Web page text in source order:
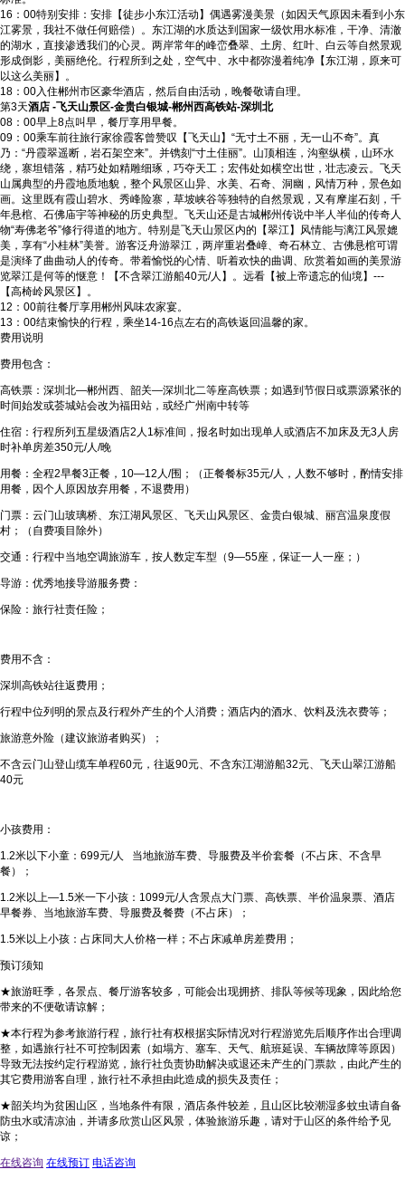
16：00特别安排：安排【徒步小东江活动】偶遇雾漫美景（如因天气原因未看到小东
江雾景，我社不做任何赔偿）。东江湖的水质达到国家一级饮用水标准，干净、清澈
的湖水，直接渗透我们的心灵。两岸常年的峰峦叠翠、土房、红叶、白云等自然景观
形成倒影，美丽绝伦。行程所到之处，空气中、水中都弥漫着纯净【东江湖，原来可
以这么美丽】。
18：00入住郴州市区豪华酒店，然后自由活动，晚餐敬请自理。
第3天酒店 -飞天山景区-金贵白银城-郴州西高铁站-深圳北
08：00早上8点叫早，餐厅享用早餐。
09：00乘车前往旅行家徐霞客曾赞叹【飞天山】“无寸土不丽，无一山不奇”。真
乃：“丹霞翠遥断，岩石架空来”。并镌刻“寸土佳丽”。山顶相连，沟壑纵横，山环水
绕，寨坦错落，精巧处如精雕细琢，巧夺天工；宏伟处如横空出世，壮志凌云。飞天
山属典型的丹霞地质地貌，整个风景区山异、水美、石奇、洞幽，风情万种，景色如
画。这里既有霞山碧水、秀峰险寨，草坡峡谷等独特的自然景观，又有摩崖石刻，千
年悬棺、石佛庙宇等神秘的历史典型。飞天山还是古城郴州传说中半人半仙的传奇人
物“寿佛老爷”修行得道的地方。特别是飞天山景区内的【翠江】风情能与漓江风景媲
美，享有“小桂林”美誉。游客泛舟游翠江，两岸重岩叠嶂、奇石林立、古佛悬棺可谓
是演绎了曲曲动人的传奇。带着愉悦的心情、听着欢快的曲调、欣赏着如画的美景游
览翠江是何等的惬意！【不含翠江游船40元/人】。远看【被上帝遗忘的仙境】---
【高椅岭风景区】。
12：00前往餐厅享用郴州风味农家宴。
13：00结束愉快的行程，乘坐14-16点左右的高铁返回温馨的家。
费用说明
费用包含：
高铁票：深圳北—郴州西、韶关—深圳北二等座高铁票；如遇到节假日或票源紧张的
时间始发或荟城站会改为福田站，或经广州南中转等
住宿：行程所列五星级酒店2人1标准间，报名时如出现单人或酒店不加床及无3人房
时补单房差350元/人/晚
用餐：全程2早餐3正餐，10—12人/围；（正餐餐标35元/人，人数不够时，酌情安排
用餐，因个人原因放弃用餐，不退费用）
门票：云门山玻璃桥、东江湖风景区、飞天山风景区、金贵白银城、丽宫温泉度假
村；（自费项目除外）
交通：行程中当地空调旅游车，按人数定车型（9—55座，保证一人一座；）
导游：优秀地接导游服务费：
保险：旅行社责任险；
费用不含：
深圳高铁站往返费用；
行程中位列明的景点及行程外产生的个人消费；酒店内的酒水、饮料及洗衣费等；
旅游意外险（建议旅游者购买）；
不含云门山登山缆车单程60元，往返90元、不含东江湖游船32元、飞天山翠江游船
40元
小孩费用：
1.2米以下小童：699元/人 当地旅游车费、导服费及半价套餐（不占床、不含早
餐）；
1.2米以上—1.5米一下小孩：1099元/人含景点大门票、高铁票、半价温泉票、酒店
早餐券、当地旅游车费、导服费及餐费（不占床）；
1.5米以上小孩：占床同大人价格一样；不占床减单房差费用；
预订须知
★旅游旺季，各景点、餐厅游客较多，可能会出现拥挤、排队等候等现象，因此给您
带来的不便敬请谅解；
★本行程为参考旅游行程，旅行社有权根据实际情况对行程游览先后顺序作出合理调
整，如遇旅行社不可控制因素（如塌方、塞车、天气、航班延误、车辆故障等原因）
导致无法按约定行程游览，旅行社负责协助解决或退还未产生的门票款，由此产生的
其它费用游客自理，旅行社不承担由此造成的损失及责任；
★韶关均为贫困山区，当地条件有限，酒店条件较差，且山区比较潮湿多蚊虫请自备
防虫水或清凉油，并请多欣赏山区风景，体验旅游乐趣，请对于山区的条件给予见
谅；
在线咨询 在线预订 电话咨询